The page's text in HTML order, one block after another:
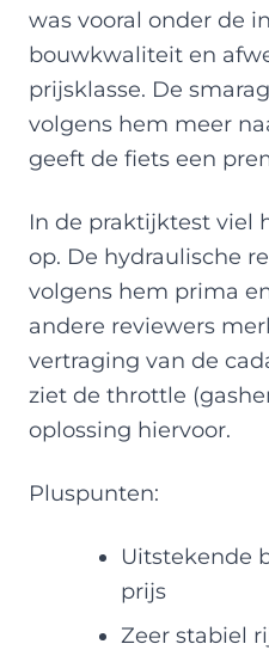
was vooral onder de
bouwkwaliteit en
prijsklasse. De
volgens hem meer
geeft de fiets een
In de praktijktest viel
op. De hydraulische
volgens hem prima
andere reviewers
vertraging van de
ziet de throttle
oplossing hiervoor.
Pluspunten:
Uitstekende
prijs
Zeer stabiel